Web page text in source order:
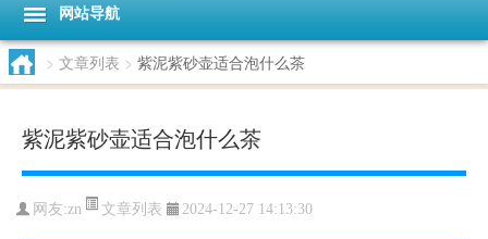
网站导航
> 文章列表 > 紫泥紫砂壶适合泡什么茶
紫泥紫砂壶适合泡什么茶
网友:zn 文章列表 2024-12-27 14:13:30